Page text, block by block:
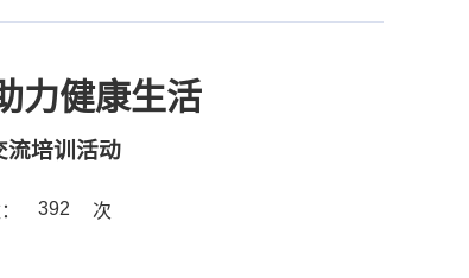
力健康生活
流培训活动
392 次